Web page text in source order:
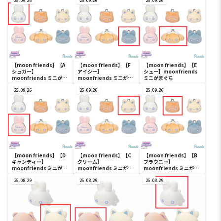
【moon friends】【A
シュガー】
moonfriends ミニがま
【moon friends】【F
アイシー】
moonfriends ミニがま
【moon friends】【E
シュー】moonfriends
ミニがまぐち
25.09.26
【moon friends】【D
キャンディー】
moonfriends ミニがま
25.09.26
【moon friends】【C
クリーム】
moonfriends ミニがま
25.09.26
【moon friends】【B
ブラウニー】
moonfriends ミニがま
25.08.29 25.08.29 25.08.29